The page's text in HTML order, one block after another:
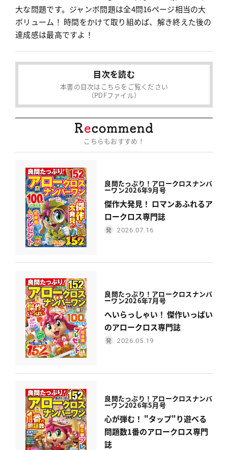
大な問題です。ジャンボ問題は全4問16ページ相当の大
ボリューム！ 時間をかけて取り組めば、解き終えた後の
達成感は最高ですよ！
目次を読む
本書の目次はこちらをご覧ください
（PDFファイル）
こちらもおすすめ！
良問たっぷり！ アロークロスナンバ
ーワン2026年9月号
傑作大発見！ ロマンあふれるア
ロークロス専門誌
2026.07.16
良問たっぷり！ アロークロスナンバ
ーワン2026年7月号
へいらっしゃい！ 傑作いっぱい
のアロークロス専門誌
2026.05.19
良問たっぷり！ アロークロスナンバ
ーワン2026年5月号
心が弾む！ "タップ"り遊べる
問題数1番のアロークロス専門
誌